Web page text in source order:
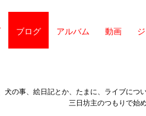
ブログ アルバム 動画
犬の事、絵日記とか、たまに、ライブにつ
三日坊主のつもりで始